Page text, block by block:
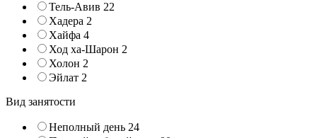
Тель-Авив 22
Хадера 2
Хайфа 4
Ход ха-Шарон 2
Холон 2
Эйлат 2
Вид занятости
Неполный день 24